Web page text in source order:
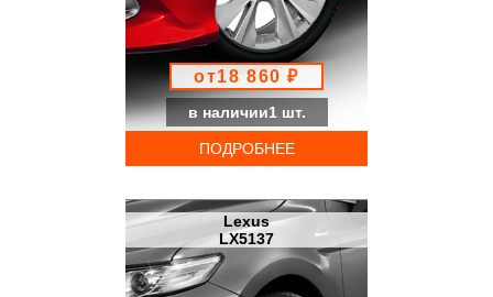
от18 860 ₽
в наличии1 шт.
ПОДРОБНЕЕ
Lexus
LX5137